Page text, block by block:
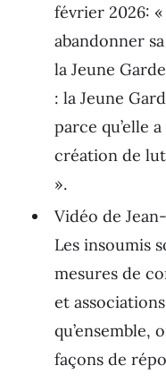
février 2026:
abandonner
la Jeune
: la Jeune
parce qu’elle
création de
».
Vidéo de
Les insoumis
mesures de
et
qu’ensemble,
façons de